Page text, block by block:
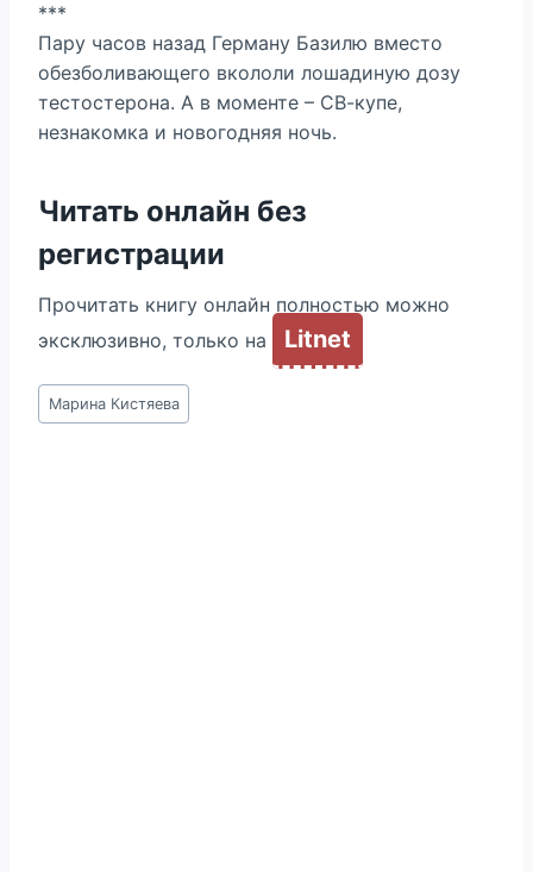
***
Пару часов назад Герману Базилю вместо
обезболивающего вкололи лошадиную дозу
тестостерона. А в моменте – СВ-купе,
незнакомка и новогодняя ночь.
Читать онлайн без
регистрации
Прочитать книгу онлайн полностью можно
эксклюзивно, только на
Litnet
Метки
записи:
Марина Кистяева